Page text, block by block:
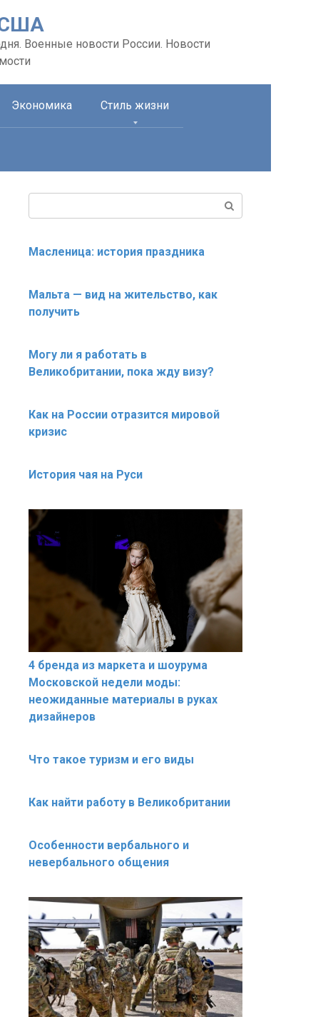
США
Военные новости России. Новости
Экономика Стиль жизни
Масленица: история праздника
Мальта — вид на жительство, как
получить
Могу ли я работать в
Великобритании, пока жду визу?
Как на России отразится мировой
кризис
История чая на Руси
4 бренда из маркета и шоурума
Московской недели моды:
неожиданные материалы в руках
дизайнеров
Что такое туризм и его виды
Как найти работу в Великобритании
Особенности вербального и
невербального общения